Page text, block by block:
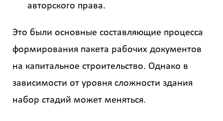
авторского права.
Это были основные составляющие процесса
формирования пакета рабочих документов
на капитальное строительство. Однако в
зависимости от уровня сложности здания
набор стадий может меняться.
Введите
код
картинки